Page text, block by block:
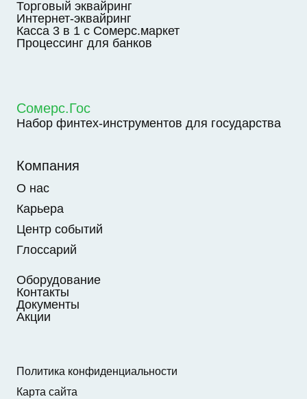
Торговый эквайринг
Интернет-эквайринг
Касса 3 в 1 с Сомерс.маркет
Процессинг для банков
Сомерс.Гос
Набор финтех-инструментов для государства
Глоссарий
Центр событий
Карьера
О нас
Компания
Оборудование
Контакты
Документы
Акции
Политика конфиденциальности
Карта сайта